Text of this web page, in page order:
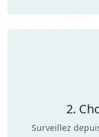
2.
Surveillez